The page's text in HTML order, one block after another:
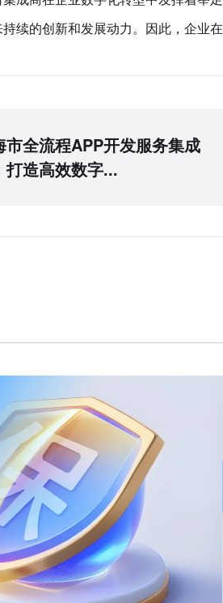
续的创新和发展动力。因此，企业
市全流程APP开发服务集成
打造高效数字...